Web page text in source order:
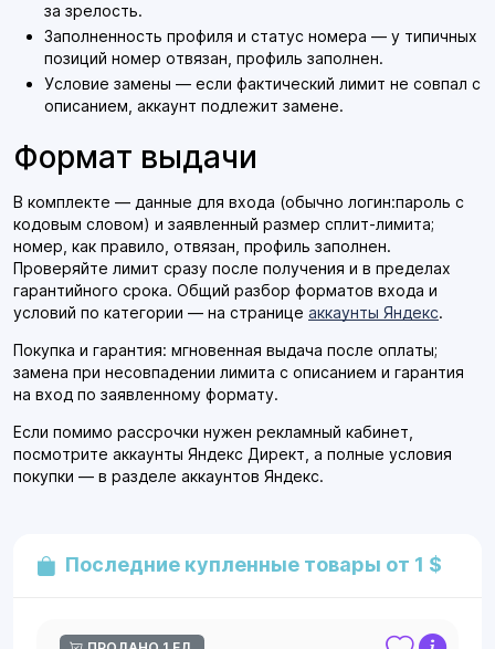
за зрелость.
Заполненность профиля и статус номера — у типичных
позиций номер отвязан, профиль заполнен.
Условие замены — если фактический лимит не совпал с
описанием, аккаунт подлежит замене.
Формат выдачи
В комплекте — данные для входа (обычно логин:пароль с
кодовым словом) и заявленный размер сплит-лимита;
номер, как правило, отвязан, профиль заполнен.
Проверяйте лимит сразу после получения и в пределах
гарантийного срока. Общий разбор форматов входа и
условий по категории — на странице аккаунты Яндекс.
Покупка и гарантия: мгновенная выдача после оплаты;
замена при несовпадении лимита с описанием и гарантия
на вход по заявленному формату.
Если помимо рассрочки нужен рекламный кабинет,
посмотрите аккаунты Яндекс Директ, а полные условия
покупки — в разделе аккаунтов Яндекс.
Последние купленные товары от 1 $